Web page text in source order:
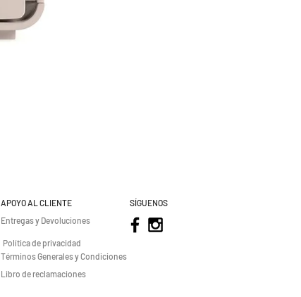
APOYO AL CLIENTE
Entregas y Devoluciones
SÍGUENOS
Política de privacidad
Términos Generales y Condiciones
Libro de reclamaciones